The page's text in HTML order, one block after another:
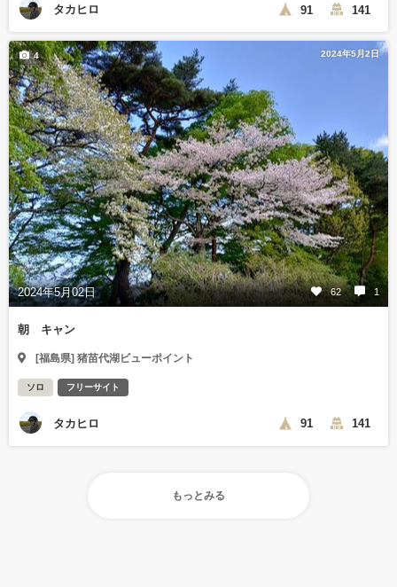
タカヒロ 91 141
2024年5月2日
2024年5月02日 62 1
4
朝 キャン
[福島県] 猪苗代湖ビューポイント
ソロ フリーサイト
タカヒロ 91 141
もっとみる